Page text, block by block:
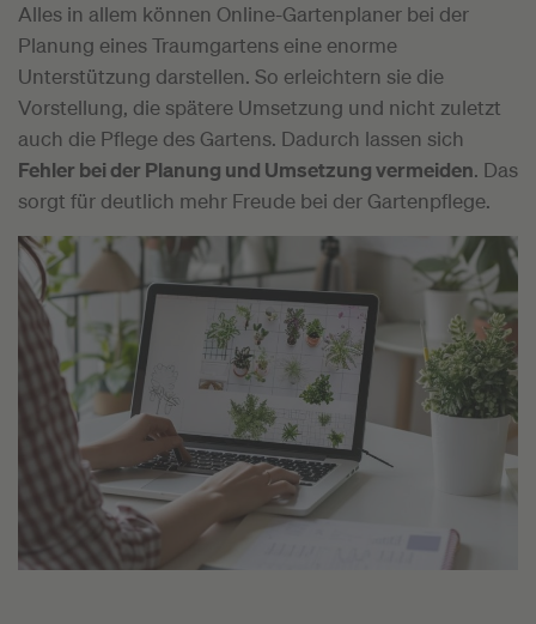
Alles in allem können Online-Gartenplaner bei der
Planung eines Traumgartens eine enorme
Unterstützung darstellen. So erleichtern sie die
Vorstellung, die spätere Umsetzung und nicht zuletzt
auch die Pflege des Gartens. Dadurch lassen sich
Fehler bei der Planung und Umsetzung vermeiden. Das
sorgt für deutlich mehr Freude bei der Gartenpflege.